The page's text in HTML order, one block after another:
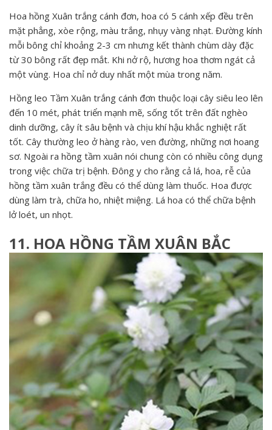
Hoa hồng Xuân trắng cánh đơn, hoa có 5 cánh xếp đều trên
mặt phẳng, xòe rộng, màu trắng, nhụy vàng nhạt. Đường kính
mỗi bông chỉ khoảng 2-3 cm nhưng kết thành chùm dày đặc
từ 30 bông rất đẹp mắt. Khi nở rộ, hương hoa thơm ngát cả
một vùng. Hoa chỉ nở duy nhất một mùa trong năm.
Hồng leo Tầm Xuân trắng cánh đơn thuộc loại cây siêu leo lên
đến 10 mét, phát triển mạnh mẽ, sống tốt trên đất nghèo
dinh dưỡng, cây ít sâu bệnh và chịu khí hậu khắc nghiệt rất
tốt. Cây thường leo ở hàng rào, ven đường, những nơi hoang
sơ. Ngoài ra hồng tầm xuân nói chung còn có nhiều công dụng
trong việc chữa trị bệnh. Đông y cho rằng cả lá, hoa, rễ của
hồng tầm xuân trắng đều có thể dùng làm thuốc. Hoa được
dùng làm trà, chữa ho, nhiệt miệng. Lá hoa có thể chữa bệnh
lở loét, un nhọt.
11. HOA HỒNG TẦM XUÂN BẮC